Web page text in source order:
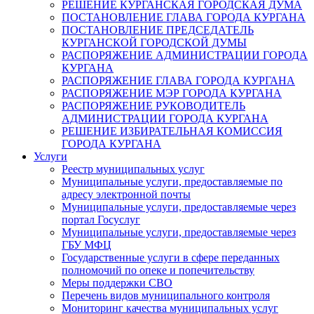
РЕШЕНИЕ КУРГАНСКАЯ ГОРОДСКАЯ ДУМА
ПОСТАНОВЛЕНИЕ ГЛАВА ГОРОДА КУРГАНА
ПОСТАНОВЛЕНИЕ ПРЕДСЕДАТЕЛЬ
КУРГАНСКОЙ ГОРОДСКОЙ ДУМЫ
РАСПОРЯЖЕНИЕ АДМИНИСТРАЦИИ ГОРОДА
КУРГАНА
РАСПОРЯЖЕНИЕ ГЛАВА ГОРОДА КУРГАНА
РАСПОРЯЖЕНИЕ МЭР ГОРОДА КУРГАНА
РАСПОРЯЖЕНИЕ РУКОВОДИТЕЛЬ
АДМИНИСТРАЦИИ ГОРОДА КУРГАНА
РЕШЕНИЕ ИЗБИРАТЕЛЬНАЯ КОМИССИЯ
ГОРОДА КУРГАНА
Услуги
Реестр муниципальных услуг
Муниципальные услуги, предоставляемые по
адресу электронной почты
Муниципальные услуги, предоставляемые через
портал Госуслуг
Муниципальные услуги, предоставляемые через
ГБУ МФЦ
Государственные услуги в сфере переданных
полномочий по опеке и попечительству
Меры поддержки СВО
Перечень видов муниципального контроля
Мониторинг качества муниципальных услуг